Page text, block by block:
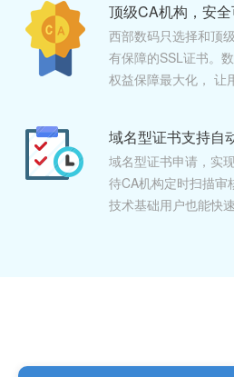
顶级CA机构，安
西部数码只选择和顶
有保障的SSL证书。
权益保障最大化， 让
域名型证书支持自
域名型证书申请，实
待CA机构定时扫描审
技术基础用户也能快